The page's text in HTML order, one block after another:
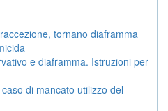
tornano diaframma
e diaframma. Istruzioni per
di mancato utilizzo del